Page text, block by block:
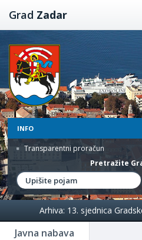
Preskoči
na
Grad Zadar
INFO
Transparentni proračun
Pretražite
Javna nabava
Arhiva: 13. sjednica